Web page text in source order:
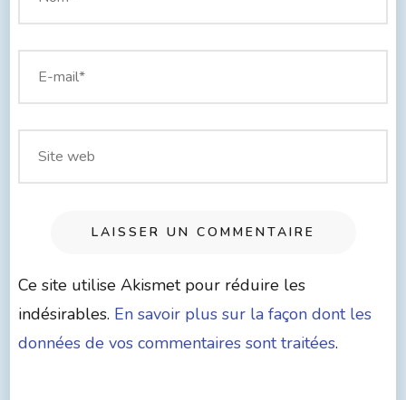
Ce site utilise Akismet pour réduire les
indésirables. En savoir plus sur la façon dont les
données de vos commentaires sont traitées.